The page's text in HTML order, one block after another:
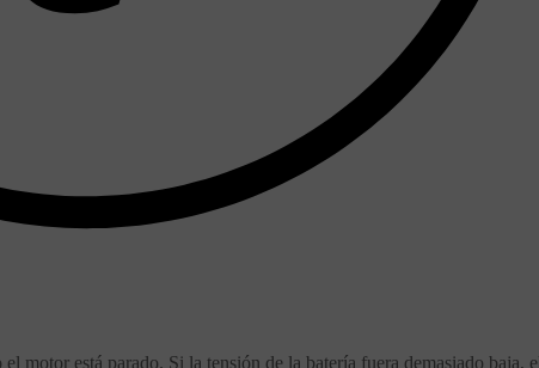
motor está parado. Si la tensión de la batería fuera demasiado baja, el